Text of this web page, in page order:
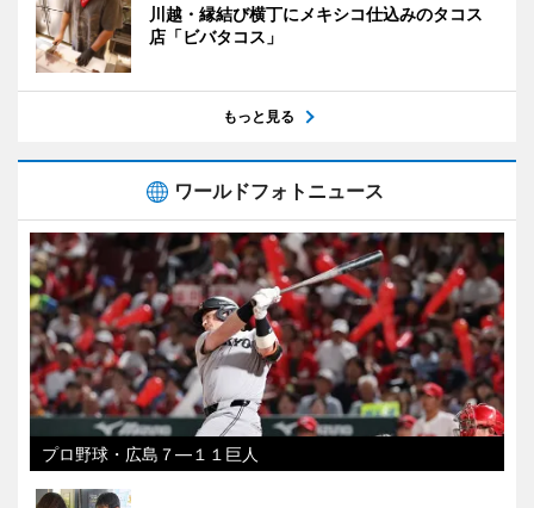
川越・縁結び横丁にメキシコ仕込みのタコス
店「ビバタコス」
もっと見る
ワールドフォトニュース
プロ野球・広島７―１１巨人